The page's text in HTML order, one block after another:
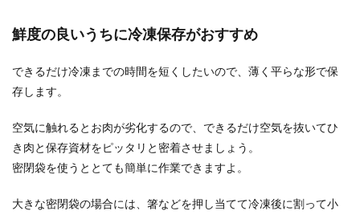
鮮度の良いうちに冷凍保存がおすすめ
できるだけ冷凍までの時間を短くしたいので、薄く平らな形で保
存します。
空気に触れるとお肉が劣化するので、できるだけ空気を抜いてひ
き肉と保存資材をピッタリと密着させましょう。
密閉袋を使うととても簡単に作業できますよ。
大きな密閉袋の場合には、箸などを押し当てて冷凍後に割って小